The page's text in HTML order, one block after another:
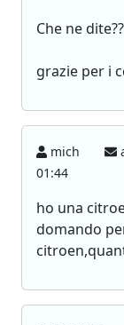
Che ne
grazie per i
mich
01:44
ho una
domando